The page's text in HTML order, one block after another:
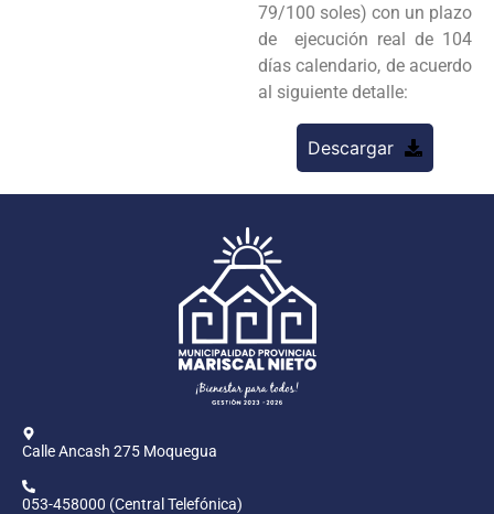
79/100 soles) con un plazo
de ejecución real de 104
días calendario, de acuerdo
al siguiente detalle:
Descargar
Calle Ancash 275 Moquegua
053-458000 (Central Telefónica)